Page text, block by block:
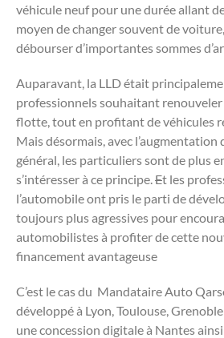
véhicule neuf pour une durée allant
moyen de changer souvent de
débourser d’importantes sommes
Auparavant, la LLD était
professionnels souhaitant
flotte, tout en profitant de véhicules
Mais désormais, avec l’augmentation
général, les particuliers sont de plus
s’intéresser à ce principe.Et les
l’automobile ont pris le parti de
toujours plus agressives pour
automobilistes à profiter de cette
financement avantageuse
C’est le cas du Mandataire Auto
développé à Lyon, Toulouse,
une concession digitale à Nantes ainsi